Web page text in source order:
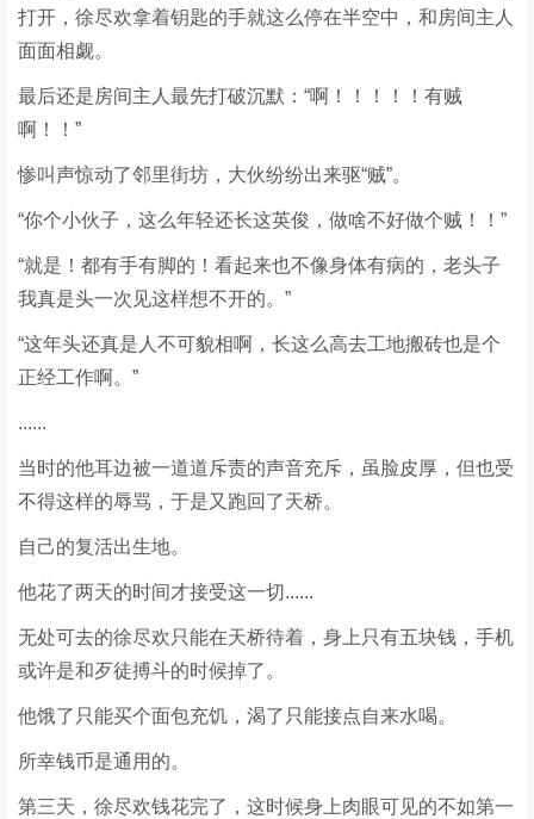
打开，徐尽欢拿着钥匙的手就这么停在半空中，和房间主人
面面相觑。
最后还是房间主人最先打破沉默：“啊！！！！！有贼
啊！！”
惨叫声惊动了邻里街坊，大伙纷纷出来驱“贼”。
“你个小伙子，这么年轻还长这英俊，做啥不好做个贼！！”
“就是！都有手有脚的！看起来也不像身体有病的，老头子
我真是头一次见这样想不开的。”
“这年头还真是人不可貌相啊，长这么高去工地搬砖也是个
正经工作啊。”
......
当时的他耳边被一道道斥责的声音充斥，虽脸皮厚，但也受
不得这样的辱骂，于是又跑回了天桥。
自己的复活出生地。
他花了两天的时间才接受这一切......
无处可去的徐尽欢只能在天桥待着，身上只有五块钱，手机
或许是和歹徒搏斗的时候掉了。
他饿了只能买个面包充饥，渴了只能接点自来水喝。
所幸钱币是通用的。
第三天，徐尽欢钱花完了，这时候身上肉眼可见的不如第一